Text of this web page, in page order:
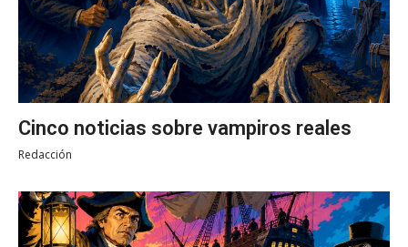
Cinco noticias sobre vampiros reales
Redacción